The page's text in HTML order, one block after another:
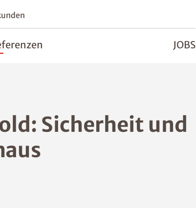
JOBS
Sicherheit und